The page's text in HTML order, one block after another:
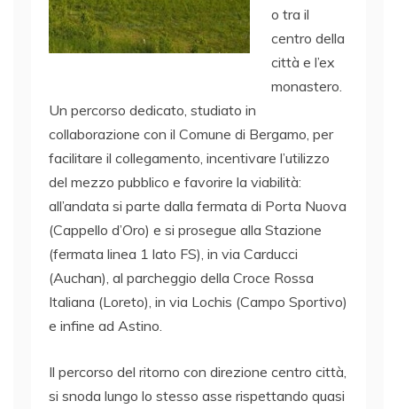
o tra il
centro della
città e l’ex
monastero.
Un percorso dedicato, studiato in
collaborazione con il Comune di Bergamo, per
facilitare il collegamento, incentivare l’utilizzo
del mezzo pubblico e favorire la viabilità:
all’andata si parte dalla fermata di Porta Nuova
(Cappello d’Oro) e si prosegue alla Stazione
(fermata linea 1 lato FS), in via Carducci
(Auchan), al parcheggio della Croce Rossa
Italiana (Loreto), in via Lochis (Campo Sportivo)
e infine ad Astino.
Il percorso del ritorno con direzione centro città,
si snoda lungo lo stesso asse rispettando quasi